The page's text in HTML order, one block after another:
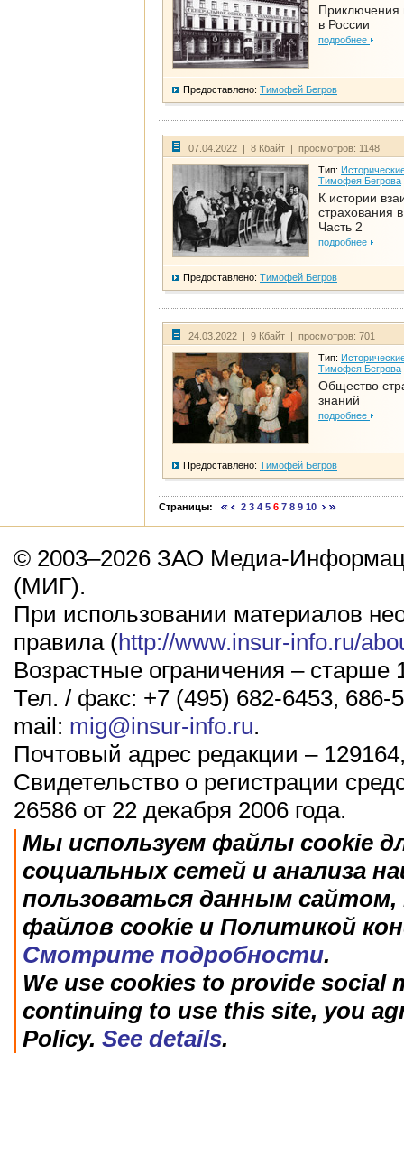
Приключения
в России
подробнее
Предоставлено: Тимофей Бегров
07.04.2022 | 8 Кбайт | просмотров: 1148
Тип:
Тимофея Бегрова
К истории
страхования
Часть 2
подробнее
Предоставлено: Тимофей Бегров
24.03.2022 | 9 Кбайт | просмотров: 701
Тип:
Тимофея Бегрова
Общество
знаний
подробнее
Предоставлено: Тимофей Бегров
Страницы: 2 3 4 5 6 7 8 9 10
© 2003–2026 ЗАО Медиа-
(МИГ).
При использовании материалов
правила (http://www.insur-info.ru/
Возрастные ограничения – старше
Тел. / факс: +7 (495) 682-6453, 686-
mail: mig@insur-info.ru.
Почтовый адрес редакции –
Свидетельство о регистрации
26586 от 22 декабря 2006 года.
Мы используем файлы cookie
социальных сетей и анализа
пользоваться данным
файлов cookie и Политикой
Смотрите подробности.
We use cookies to provide social
continuing to use this site, you
Policy. See details.